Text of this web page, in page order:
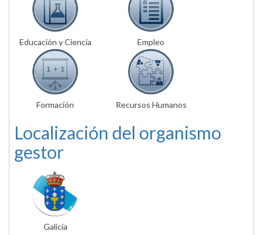
Educación y Ciencia Empleo
Formación Recursos Humanos
Localización del organismo
gestor
Galicia